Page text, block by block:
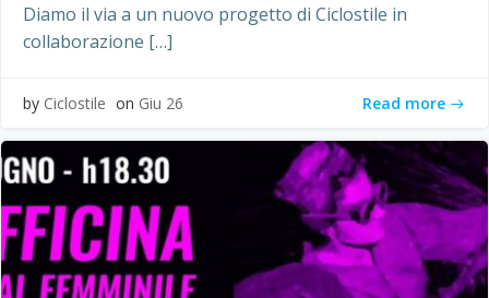
Diamo il via a un nuovo progetto di Ciclostile in
collaborazione […]
by Ciclostile on Giu 26 Read more